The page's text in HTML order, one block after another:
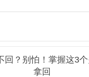
回？别怕！掌握这3
拿回